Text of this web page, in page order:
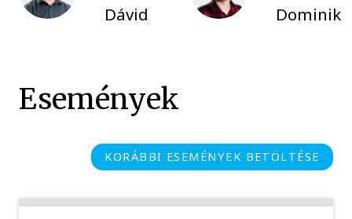
Dávid
Dominik
Események
KORÁBBI ESEMÉNYEK BETÖLTÉSE